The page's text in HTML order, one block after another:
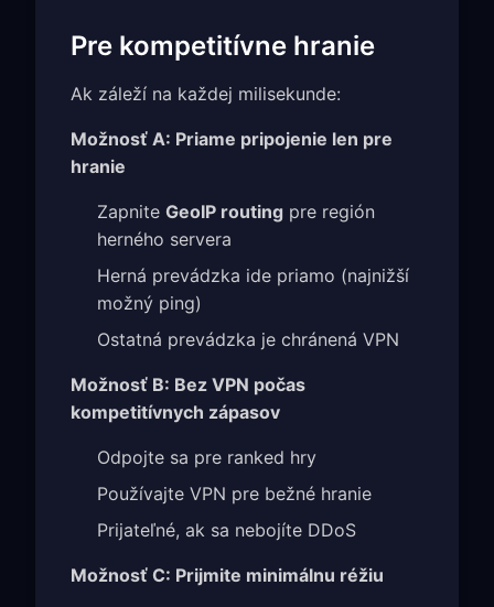
Pre kompetitívne hranie
Ak záleží na každej milisekunde:
Možnosť A: Priame pripojenie len pre
hranie
Zapnite GeoIP routing pre región
herného servera
Herná prevádzka ide priamo (najnižší
možný ping)
Ostatná prevádzka je chránená VPN
Možnosť B: Bez VPN počas
kompetitívnych zápasov
Odpojte sa pre ranked hry
Používajte VPN pre bežné hranie
Prijateľné, ak sa nebojíte DDoS
Možnosť C: Prijmite minimálnu réžiu